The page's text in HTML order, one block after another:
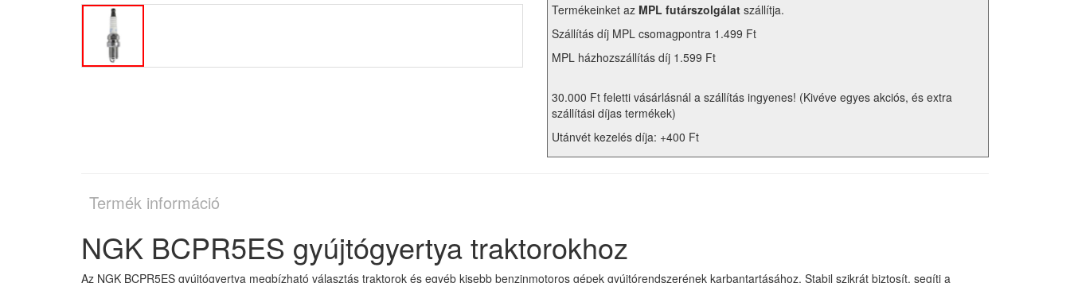
Termékeinket az MPL futárszolgálat szállítja.
Szállítás díj MPL csomagpontra 1.499 Ft
MPL házhozszállítás díj 1.599 Ft
30.000 Ft feletti vásárlásnál a szállítás ingyenes! (Kivéve egyes akciós, és extra
szállítási díjas termékek)
Utánvét kezelés díja: +400 Ft
Termék információ
NGK BCPR5ES gyújtógyertya traktorokhoz
Az NGK BCPR5ES gyújtógyertya megbízható választás traktorok és egyéb kisebb benzinmotoros gépek gyújtórendszerének karbantartásához. Stabil szikrát biztosít, segíti a